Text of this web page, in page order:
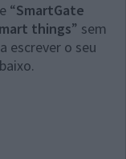
“SmartGate
things” sem
escrever o seu